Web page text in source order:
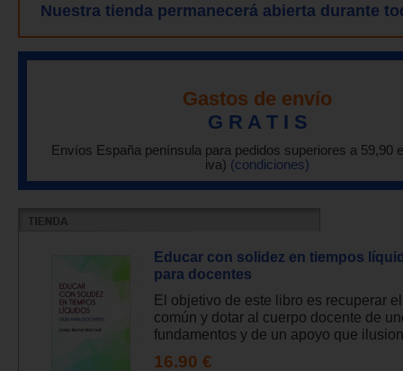
Nuestra tienda permanecerá abierta durante
Gastos de envío
G R A T I S
Envíos España península para pedidos superiores a 59,90
iva) (condiciones)
Educar con solidez en tiempos
para docentes
El objetivo de este libro es recuperar
común y dotar al cuerpo docente de
fundamentos y de un apoyo que
16.90 €